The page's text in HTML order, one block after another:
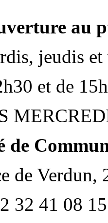
au
jeudis et
et de
de
de Verdun,
32 41 08 15